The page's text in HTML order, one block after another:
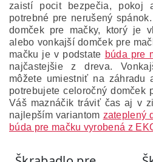
zaistí pocit bezpečia, pokoj
potrebné pre nerušený
domček pre mačky, ktorý je
alebo vonkajší domček pre
mačku je v podstate búda pre
najčastejšie z dreva.
môžete umiestniť na záhradu
potrebujete celoročný domček
Váš maznáčik tráviť čas aj v
najlepším variantom zateplený
búda pre mačku vyrobená z